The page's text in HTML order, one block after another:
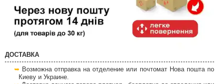
ДОСТАВКА
Возможна отправка на отделение или почтомат Нова пошта по
Киеву и Украине.